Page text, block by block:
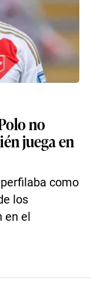
no
juega en
como
los
el